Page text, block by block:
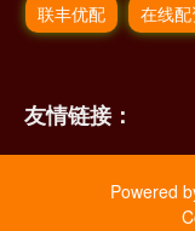
联丰优配 在线配
友情链接：
Powered